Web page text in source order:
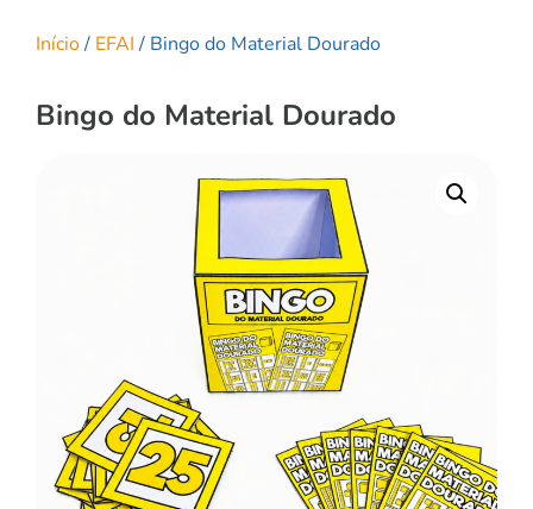
Início/ EFAI / Bingo do Material Dourado
Bingo do Material Dourado